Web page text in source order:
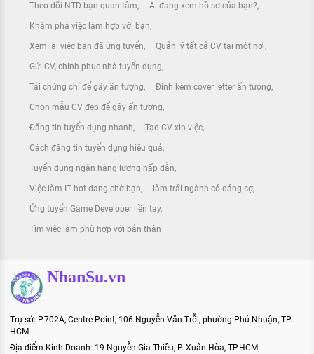
Theo dõi NTD bạn quan tâm Ai đang xem hồ sơ của bạn?
Khám phá việc làm hợp với bạn
Xem lại việc bạn đã ứng tuyển Quản lý tất cả CV tại một nơi
Gửi CV, chinh phục nhà tuyển dụng
Tải chứng chỉ để gây ấn tượng Đính kèm cover letter ấn tượng
Chọn mẫu CV đẹp để gây ấn tượng
Đăng tin tuyển dụng nhanh Tạo CV xin việc
Cách đăng tin tuyển dụng hiệu quả
Tuyển dụng ngân hàng lương hấp dẫn
Việc làm IT hot đang chờ bạn làm trái ngành có đáng sợ
Ứng tuyển Game Developer liền tay
Tìm việc làm phù hợp với bản thân
NhanSu.vn
Trụ sở: P.702A, Centre Point, 106 Nguyễn Văn Trỗi, phường Phú Nhuận, TP.
HCM
Địa điểm Kinh Doanh: 19 Nguyễn Gia Thiều, P. Xuân Hòa, TP.HCM